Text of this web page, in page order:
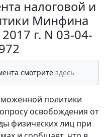
налоговой и
Минфина
г. N 03-04-
смотрите здесь
политики
освобождения от
физических лиц при